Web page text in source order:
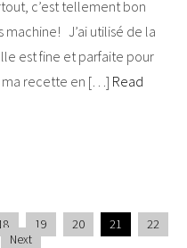
c’est tellement bon
machine! J’ai utilisé de la
est fine et parfaite pour
ma recette en […] Read
19 20 21
22
Next